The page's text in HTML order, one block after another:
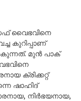
വൈഭവിനെ
കുറിപ്പാണ്
മുൻ പാക്
ക്രിക്കറ്റ്
ഷാഹിദ്
നിർഭയനായ,